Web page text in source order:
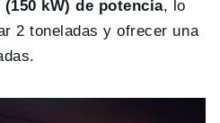
(150 kW) de potencia, lo
2 toneladas y ofrecer una